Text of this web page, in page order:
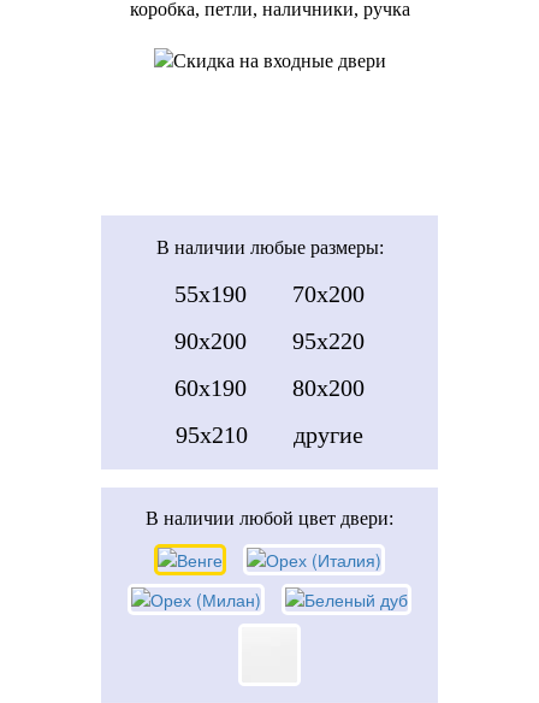
коробка, петли, наличники, ручка
В наличии любые размеры:
55x190
70x200
90x200
95x220
60x190
80x200
95x210
другие
В наличии любой цвет двери: